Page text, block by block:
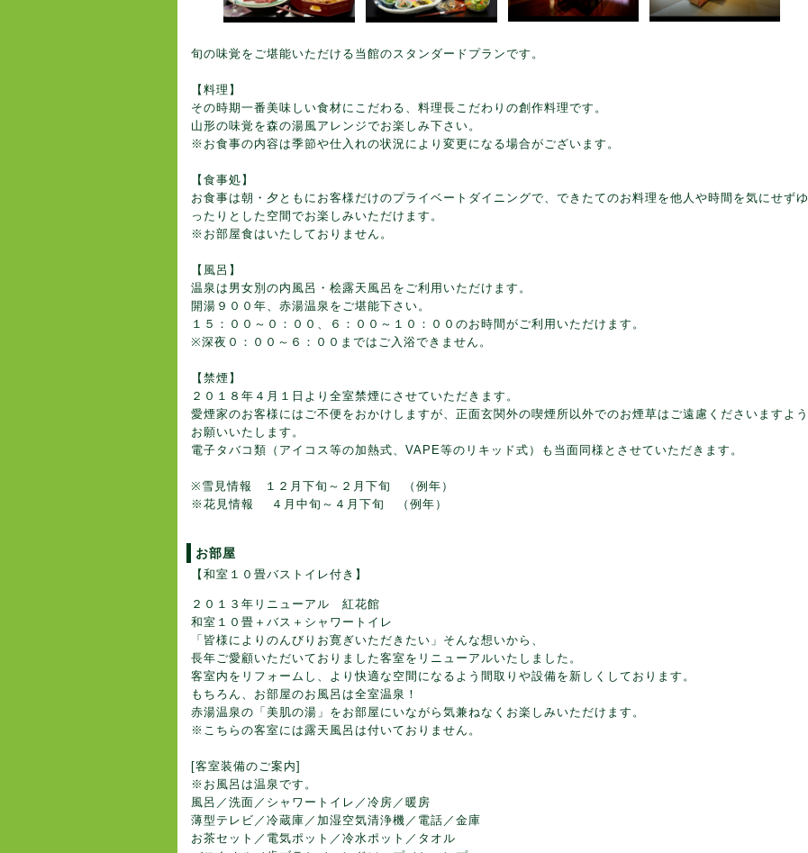
旬の味覚をご堪能いただける当館のスタンダードプランです。
【料理】
その時期一番美味しい食材にこだわる、料理長こだわりの創作料理です。
山形の味覚を森の湯風アレンジでお楽しみ下さい。
※お食事の内容は季節や仕入れの状況により変更になる場合がございます。
【食事処】
お食事は朝・夕ともにお客様だけのプライベートダイニングで、できたてのお料理を他人や時間を気にせずゆ
ったりとした空間でお楽しみいただけます。
※お部屋食はいたしておりません。
【風呂】
温泉は男女別の内風呂・桧露天風呂をご利用いただけます。
開湯９００年、赤湯温泉をご堪能下さい。
１５：００～０：００、６：００～１０：００のお時間がご利用いただけます。
※深夜０：００～６：００まではご入浴できません。
【禁煙】
２０１８年４月１日より全室禁煙にさせていただきます。
愛煙家のお客様にはご不便をおかけしますが、正面玄関外の喫煙所以外でのお煙草はご遠慮くださいますよう
お願いいたします。
電子タバコ類（アイコス等の加熱式、VAPE等のリキッド式）も当面同様とさせていただきます。
※雪見情報 １２月下旬～２月下旬 （例年）
※花見情報 ４月中旬～４月下旬 （例年）
お部屋
【和室１０畳バストイレ付き】
２０１３年リニューアル 紅花館
和室１０畳＋バス＋シャワートイレ
「皆様によりのんびりお寛ぎいただきたい」そんな想いから、
長年ご愛顧いただいておりました客室をリニューアルいたしました。
客室内をリフォームし、より快適な空間になるよう間取りや設備を新しくしております。
もちろん、お部屋のお風呂は全室温泉！
赤湯温泉の「美肌の湯」をお部屋にいながら気兼ねなくお楽しみいただけます。
※こちらの客室には露天風呂は付いておりません。
[客室装備のご案内]
※お風呂は温泉です。
風呂／洗面／シャワートイレ／冷房／暖房
薄型テレビ／冷蔵庫／加湿空気清浄機／電話／金庫
お茶セット／電気ポット／冷水ポット／タオル